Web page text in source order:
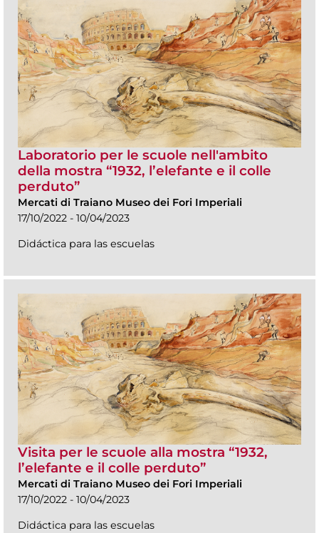
Laboratorio per le scuole nell'ambito
della mostra “1932, l’elefante e il colle
perduto”
Mercati di Traiano Museo dei Fori Imperiali
17/10/2022 - 10/04/2023
Didáctica para las escuelas
Visita per le scuole alla mostra “1932,
l’elefante e il colle perduto”
Mercati di Traiano Museo dei Fori Imperiali
17/10/2022 - 10/04/2023
Didáctica para las escuelas